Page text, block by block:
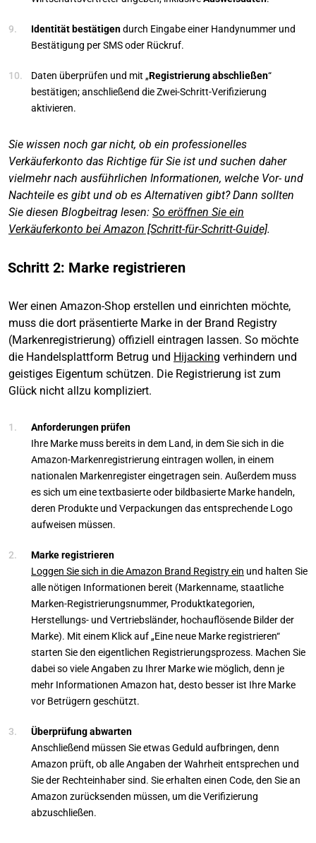
Identität bestätigendurch Eingabe einer Handynummer und
Bestätigung per SMS oder Rückruf.
Daten überprüfen und mit „Registrierung abschließen“
bestätigen; anschließend die Zwei-Schritt-Verifizierung
aktivieren.
Sie wissen noch gar nicht, ob ein professionelles
Verkäuferkonto das Richtige für Sie ist und suchen daher
vielmehr nach ausführlichen Informationen, welche Vor- und
Nachteile es gibt und ob es Alternativen gibt? Dann sollten
Sie diesen Blogbeitrag lesen: So eröffnen Sie ein
Verkäuferkonto bei Amazon [Schritt-für-Schritt-Guide].
Schritt 2: Marke registrieren
Wer einen Amazon-Shop erstellen und einrichten möchte,
muss die dort präsentierte Marke in der Brand Registry
(Markenregistrierung) offiziell eintragen lassen. So möchte
die Handelsplattform Betrug und Hijacking verhindern und
geistiges Eigentum schützen. Die Registrierung ist zum
Glück nicht allzu kompliziert.
Anforderungen prüfen
Ihre Marke muss bereits in dem Land, in dem Sie sich in die
Amazon-Markenregistrierung eintragen wollen, in einem
nationalen Markenregister eingetragen sein. Außerdem muss
es sich um eine textbasierte oder bildbasierte Marke handeln,
deren Produkte und Verpackungen das entsprechende Logo
aufweisen müssen.
Marke registrieren
Loggen Sie sich in die Amazon Brand Registry ein und halten Sie
alle nötigen Informationen bereit (Markenname, staatliche
Marken-Registrierungsnummer, Produktkategorien,
Herstellungs- und Vertriebsländer, hochauflösende Bilder der
Marke). Mit einem Klick auf „Eine neue Marke registrieren“
starten Sie den eigentlichen Registrierungsprozess. Machen Sie
dabei so viele Angaben zu Ihrer Marke wie möglich, denn je
mehr Informationen Amazon hat, desto besser ist Ihre Marke
vor Betrügern geschützt.
Überprüfung abwarten
Anschließend müssen Sie etwas Geduld aufbringen, denn
Amazon prüft, ob alle Angaben der Wahrheit entsprechen und
Sie der Rechteinhaber sind. Sie erhalten einen Code, den Sie an
Amazon zurücksenden müssen, um die Verifizierung
abzuschließen.